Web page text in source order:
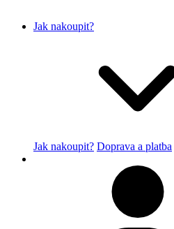
Jak nakoupit?
Jak nakoupit? Doprava a platba